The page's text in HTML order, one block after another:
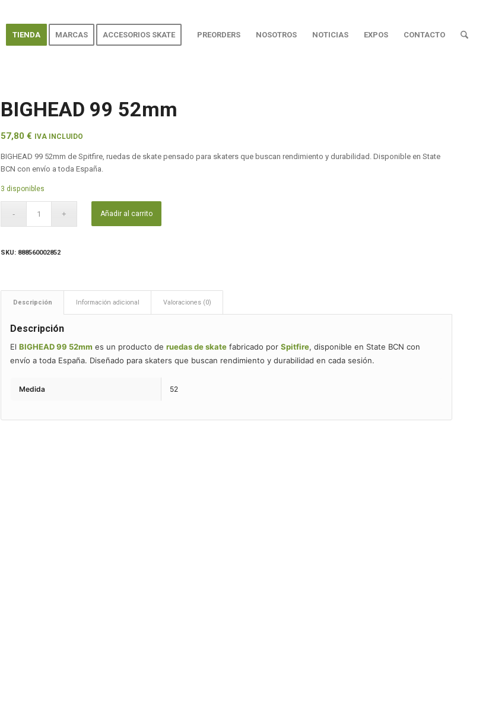
TIENDA MARCAS ACCESORIOS SKATE PREORDERS NOSOTROS NOTICIAS EXPOS CONTACTO
BIGHEAD 99 52mm
57,80€ IVA INCLUIDO
BIGHEAD 99 52mm de Spitfire, ruedas de skate pensado para skaters que buscan rendimiento y durabilidad. Disponible en State
BCN con envío a toda España.
3 disponibles
Añadir al carrito
SKU: 888560002852
Descripción Información adicional Valoraciones (0)
Descripción
ElBIGHEAD 99 52mm es un producto deruedas de skate fabricado porSpitfire, disponible en State BCN con
envío a toda España. Diseñado para skaters que buscan rendimiento y durabilidad en cada sesión.
Medida 52